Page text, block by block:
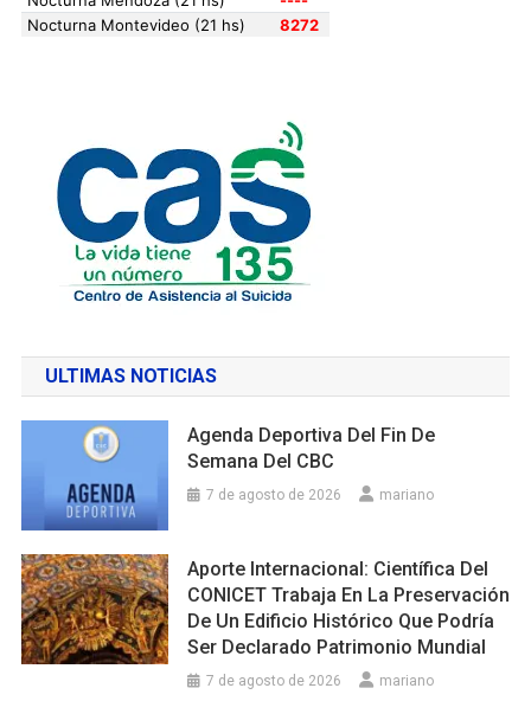
ULTIMAS NOTICIAS
Agenda Deportiva Del Fin De
Semana Del CBC
7 de agosto de 2026 mariano
Aporte Internacional: Científica Del
CONICET Trabaja En La Preservación
De Un Edificio Histórico Que Podría
Ser Declarado Patrimonio Mundial
7 de agosto de 2026 mariano